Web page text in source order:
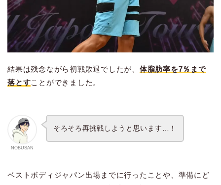
結果は残念ながら初戦敗退でしたが、 体脂肪率を7％まで
落とすことができました。
NOBUSAN
そろそろ再挑戦しようと思います…！
ベストボディジャパン出場までに行ったことや、準備にど